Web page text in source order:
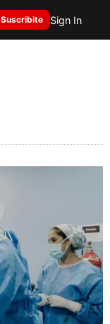
Suscribite Sign In